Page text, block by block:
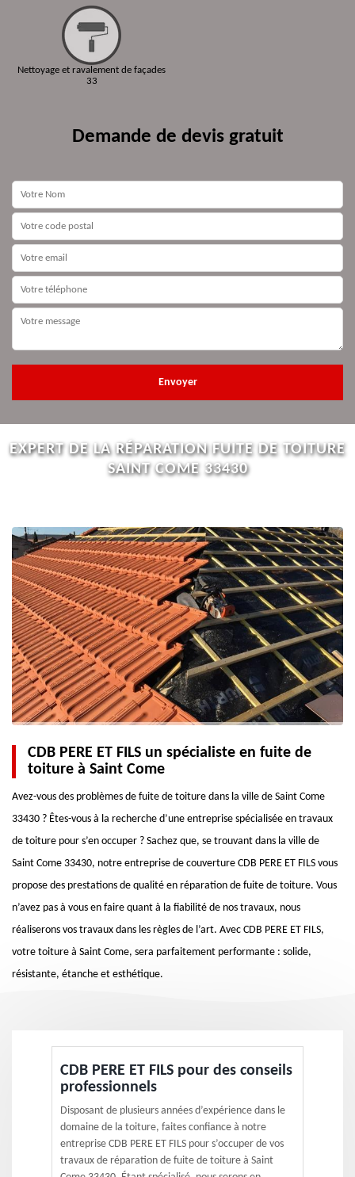
Nettoyage et ravalement de façades
33
Demande de devis gratuit
EXPERT DE LA RÉPARATION FUITE DE TOITURE
SAINT COME 33430
CDB PERE ET FILS un spécialiste en fuite de
toiture à Saint Come
Avez-vous des problèmes de fuite de toiture dans la ville de Saint Come
33430 ? Êtes-vous à la recherche d’une entreprise spécialisée en travaux
de toiture pour s’en occuper ? Sachez que, se trouvant dans la ville de
Saint Come 33430, notre entreprise de couverture CDB PERE ET FILS vous
propose des prestations de qualité en réparation de fuite de toiture. Vous
n’avez pas à vous en faire quant à la fiabilité de nos travaux, nous
réaliserons vos travaux dans les règles de l’art. Avec CDB PERE ET FILS,
votre toiture à Saint Come, sera parfaitement performante : solide,
résistante, étanche et esthétique.
CDB PERE ET FILS pour des conseils
professionnels
Disposant de plusieurs années d’expérience dans le
domaine de la toiture, faites confiance à notre
entreprise CDB PERE ET FILS pour s’occuper de vos
travaux de réparation de fuite de toiture à Saint